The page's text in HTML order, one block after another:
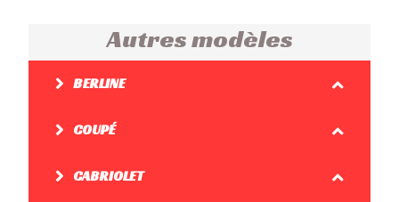
Autres modèles
BERLINE
COUPÉ
CABRIOLET